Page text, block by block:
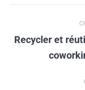
de
Recycler et